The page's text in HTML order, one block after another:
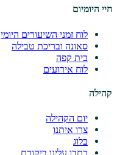
חיי היומיום
לוח זמני השיעורים היומי
סאונה ובריכת טבילה
בית קפה
לוח אירועים
קהילה
יום הקהילה
צרו איתנו
בלוג